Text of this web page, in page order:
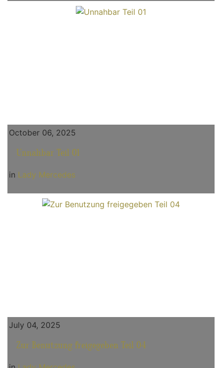
October 06, 2025
Unnahbar Teil 01
in Lady Mercedes
July 04, 2025
Zur Benutzung freigegeben Teil 04